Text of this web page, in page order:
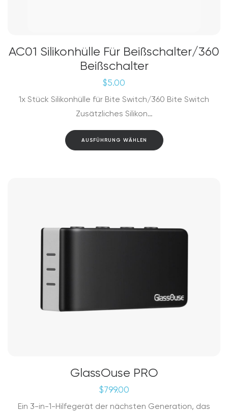
AC01 Silikonhülle Für Beißschalter/360
Beißschalter
$5.00
1x Stück Silikonhülle für Bite Switch/360 Bite Switch
Zusätzliches Silikon…
AUSFÜHRUNG WÄHLEN
Dieses
Produkt
der
GlassOuse PRO
$799.00
Ein 3-in-1-Hilfegerät der nächsten Generation, das